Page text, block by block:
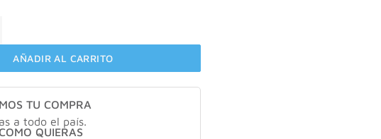
AÑADIR AL CARRITO
TU COMPRA
a todo el país.
QUIERAS